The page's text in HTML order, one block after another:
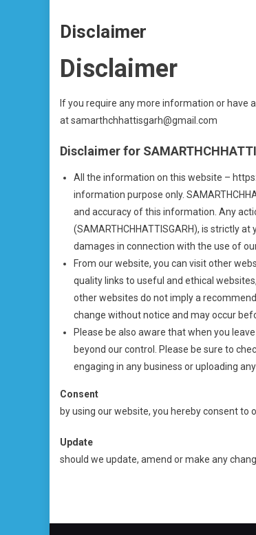
Disclaimer
Disclaimer
If you require any more information or have
at samarthchhattisgarh@gmail.com
Disclaimer for
All the information on this website –
information purpose only.
and accuracy of this information. Any
(SAMARTHCHHATTISGARH), is strictly
damages in connection with the use of
From our website, you can visit other
quality links to useful and ethical
other websites do not imply a
change without notice and may occur
Please be also aware that when you
beyond our control. Please be sure to
engaging in any business or uploading
Consent
by using our website, you hereby consent to
Update
should we update, amend or make any